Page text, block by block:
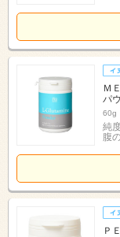
Ｍ
パ
60g
純
腹
Ｐ